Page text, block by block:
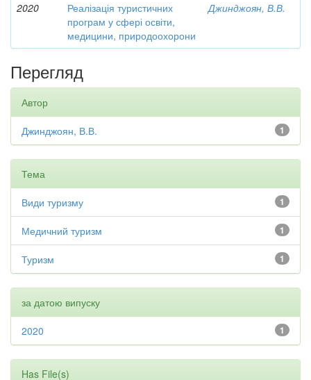
2020
Реалізація туристичних
програм у сфері освіти,
медицини, природоохорони
Джинджоян, В.В.
Перегляд
Автор
1
Джинджоян, В.В.
Тема
1
Види туризму
1
Медичний туризм
1
Туризм
за датою випуску
1
2020
Has File(s)